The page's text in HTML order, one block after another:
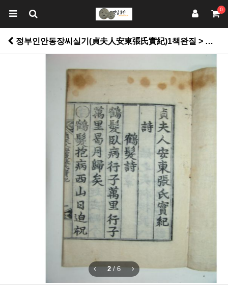
0
정부인안동장씨실기(貞夫人安東張氏實紀)1책완질 > 고서적
2/6